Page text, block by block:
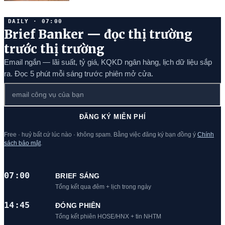
DAILY · 07:00
Brief Banker — đọc thị trường
trước thị trường
Email ngắn — lãi suất, tỷ giá, KQKD ngân hàng, lịch dữ liệu sắp
ra. Đọc 5 phút mỗi sáng trước phiên mở cửa.
ĐĂNG KÝ MIỄN PHÍ
Free · huỷ bất cứ lúc nào · không spam. Bằng việc đăng ký bạn đồng ý Chính
sách bảo mật
07:00 BRIEF SÁNG
Tổng kết qua đêm + lịch trong ngày
14:45 ĐÓNG PHIÊN
Tổng kết phiên HOSE/HNX + tin NHTM